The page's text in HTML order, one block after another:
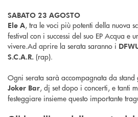
SABATO 23 AGOSTO
Ele A, tra le voci più potenti della nuova
festival con i successi del suo EP Acqua e
vivere.Ad aprire la serata saranno i
S.C.A.R. (rap).
Ogni serata sarà accompagnata da
Joker Bar, dj set dopo i concerti, e tanti
festeggiare insieme questo importante